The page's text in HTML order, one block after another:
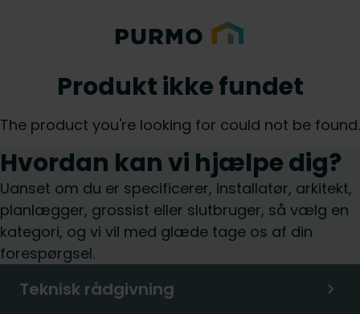
Produkt ikke fundet
The product you're looking for could not be found.
Hvordan kan vi hjælpe dig?
Uanset om du er specificerer, installatør, arkitekt,
planlægger, grossist eller slutbruger, så vælg en
kategori, og vi vil med glæde tage os af din
forespørgsel.
Teknisk rådgivning